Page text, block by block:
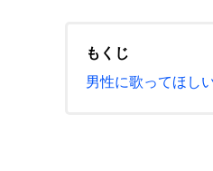
もくじ
男性に歌ってほし